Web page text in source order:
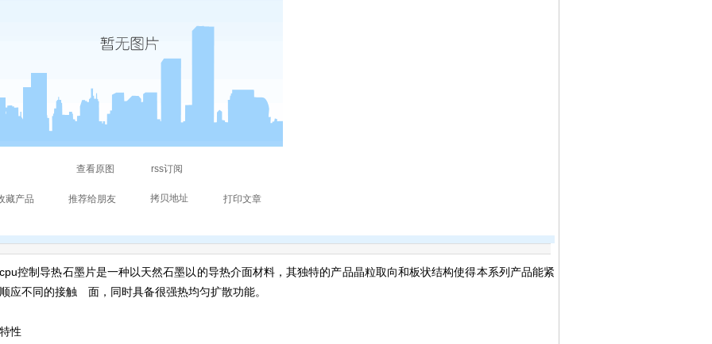
控制导热石墨片是一种以天然石墨以的导热介面材料，其独特的产品晶粒取向和板状结构使得本系列产品能紧
应不同的接触 面，同时具备很强热均匀扩散功能。
性